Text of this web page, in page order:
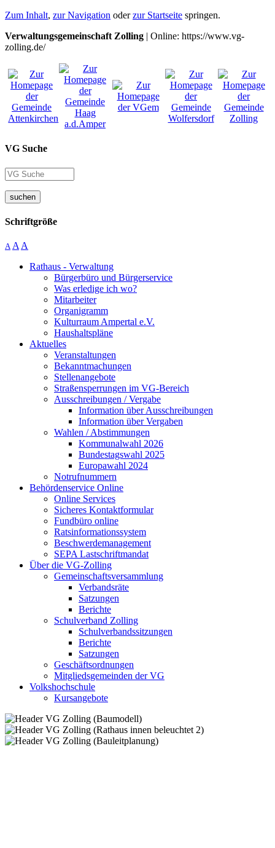
Zum Inhalt, zur Navigation oderzur Startseite springen.
Verwaltungsgemeinschaft Zolling | Online: https://www.vg-
zolling.de/
VG Suche
suchen
Schriftgröße
A A A
Rathaus - Verwaltung
Bürgerbüro und Bürgerservice
Was erledige ich wo?
Mitarbeiter
Organigramm
Kulturraum Ampertal e.V.
Haushaltspläne
Aktuelles
Veranstaltungen
Bekanntmachungen
Stellenangebote
Straßensperrungen im VG-Bereich
Ausschreibungen / Vergabe
Information über Ausschreibungen
Information über Vergaben
Wahlen / Abstimmungen
Kommunalwahl 2026
Bundestagswahl 2025
Europawahl 2024
Notrufnummern
Behördenservice Online
Online Services
Sicheres Kontaktformular
Fundbüro online
Ratsinformationssystem
Beschwerdemanagement
SEPA Lastschriftmandat
Über die VG-Zolling
Gemeinschaftsversammlung
Verbandsräte
Satzungen
Berichte
Schulverband Zolling
Schulverbandssitzungen
Berichte
Satzungen
Geschäftsordnungen
Mitgliedsgemeinden der VG
Volkshochschule
Kursangebote